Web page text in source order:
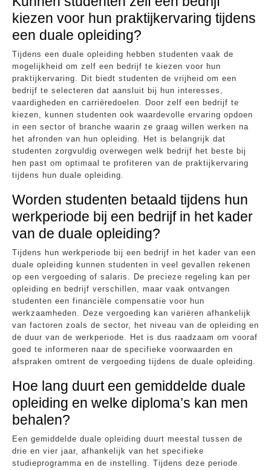
kiezen voor hun praktijkervaring tijdens
een duale opleiding?
Tijdens een duale opleiding hebben studenten vaak de
mogelijkheid om zelf een bedrijf te kiezen voor hun
praktijkervaring. Dit biedt studenten de vrijheid om een
bedrijf te selecteren dat aansluit bij hun interesses,
vaardigheden en carrièredoelen. Door zelf een bedrijf te
kiezen, kunnen studenten ook waardevolle ervaring opdoen
in een sector of branche waarin ze graag willen werken na
het afronden van hun opleiding. Het is belangrijk dat
studenten zorgvuldig overwegen welk bedrijf het beste bij
hen past om optimaal te profiteren van de praktijkervaring
tijdens hun duale opleiding.
Worden studenten betaald tijdens hun
werkperiode bij een bedrijf in het kader
van de duale opleiding?
Tijdens hun werkperiode bij een bedrijf in het kader van een
duale opleiding kunnen studenten in veel gevallen rekenen
op een vergoeding of salaris. De precieze regeling kan per
opleiding en bedrijf verschillen, maar vaak ontvangen
studenten een financiële compensatie voor hun
werkzaamheden. Deze vergoeding kan variëren afhankelijk
van factoren zoals de sector, het niveau van de opleiding en
de duur van de werkperiode. Het is dus raadzaam om vooraf
goed te informeren naar de specifieke voorwaarden en
afspraken omtrent de vergoeding tijdens de duale opleiding.
Hoe lang duurt een gemiddelde duale
opleiding en welke diploma’s kan men
behalen?
Een gemiddelde duale opleiding duurt meestal tussen de
drie en vier jaar, afhankelijk van het specifieke
studieprogramma en de instelling. Tijdens deze periode